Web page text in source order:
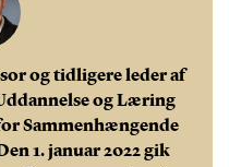
og tidligere leder af
og Læring
Sammenhængende
1. januar 2022 gik